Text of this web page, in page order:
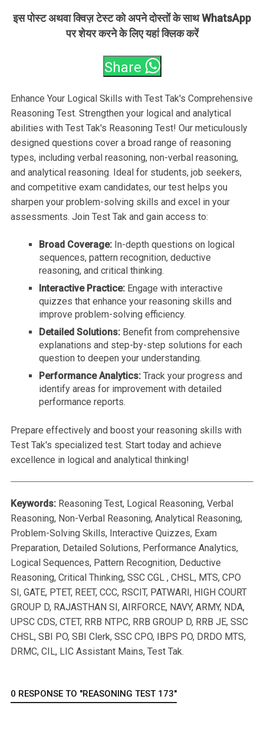
इस पोस्ट अथवा क्विज़ टेस्ट को अपने दोस्तों के साथ WhatsApp
पर शेयर करने के लिए यहां क्लिक करें
Share
Enhance Your Logical Skills with Test Tak's Comprehensive
Reasoning Test. Strengthen your logical and analytical
abilities with Test Tak's Reasoning Test! Our meticulously
designed questions cover a broad range of reasoning
types, including verbal reasoning, non-verbal reasoning,
and analytical reasoning. Ideal for students, job seekers,
and competitive exam candidates, our test helps you
sharpen your problem-solving skills and excel in your
assessments. Join Test Tak and gain access to:
Broad Coverage: In-depth questions on logical
sequences, pattern recognition, deductive
reasoning, and critical thinking.
Interactive Practice: Engage with interactive
quizzes that enhance your reasoning skills and
improve problem-solving efficiency.
Detailed Solutions: Benefit from comprehensive
explanations and step-by-step solutions for each
question to deepen your understanding.
Performance Analytics: Track your progress and
identify areas for improvement with detailed
performance reports.
Prepare effectively and boost your reasoning skills with
Test Tak's specialized test. Start today and achieve
excellence in logical and analytical thinking!
Keywords: Reasoning Test, Logical Reasoning, Verbal
Reasoning, Non-Verbal Reasoning, Analytical Reasoning,
Problem-Solving Skills, Interactive Quizzes, Exam
Preparation, Detailed Solutions, Performance Analytics,
Logical Sequences, Pattern Recognition, Deductive
Reasoning, Critical Thinking, SSC CGL , CHSL, MTS, CPO
SI, GATE, PTET, REET, CCC, RSCIT, PATWARI, HIGH COURT
GROUP D, RAJASTHAN SI, AIRFORCE, NAVY, ARMY, NDA,
UPSC CDS, CTET, RRB NTPC, RRB GROUP D, RRB JE, SSC
CHSL, SBI PO, SBI Clerk, SSC CPO, IBPS PO, DRDO MTS,
DRMC, CIL, LIC Assistant Mains, Test Tak.
0 RESPONSE TO "REASONING TEST 173"